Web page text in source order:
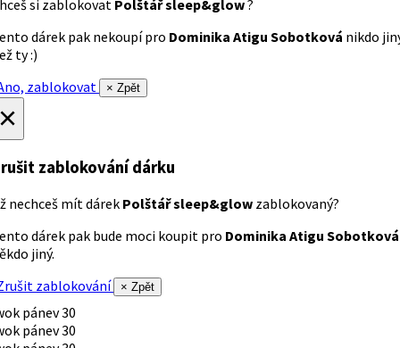
si zablokovat Polštář sleep&glow?
dárek pak nekoupí pro Dominika Atigu Sobotková nikdo
ty :)
zablokovat
× Zpět
zablokování dárku
nechceš mít dárek Polštář sleep&glow zablokovaný?
dárek pak bude moci koupit pro Dominika Atigu Sobotková
jiný.
zablokování
× Zpět